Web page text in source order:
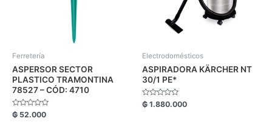
Ferretería
ASPERSOR SECTOR
PLASTICO TRAMONTINA
78527 – CÓD: 4710
Valorado
con
₲ 52.000
Electrodomésticos
ASPIRADORA KÄRCHER NT
30/1 PE*
Valorado
con
₲ 1.880.000